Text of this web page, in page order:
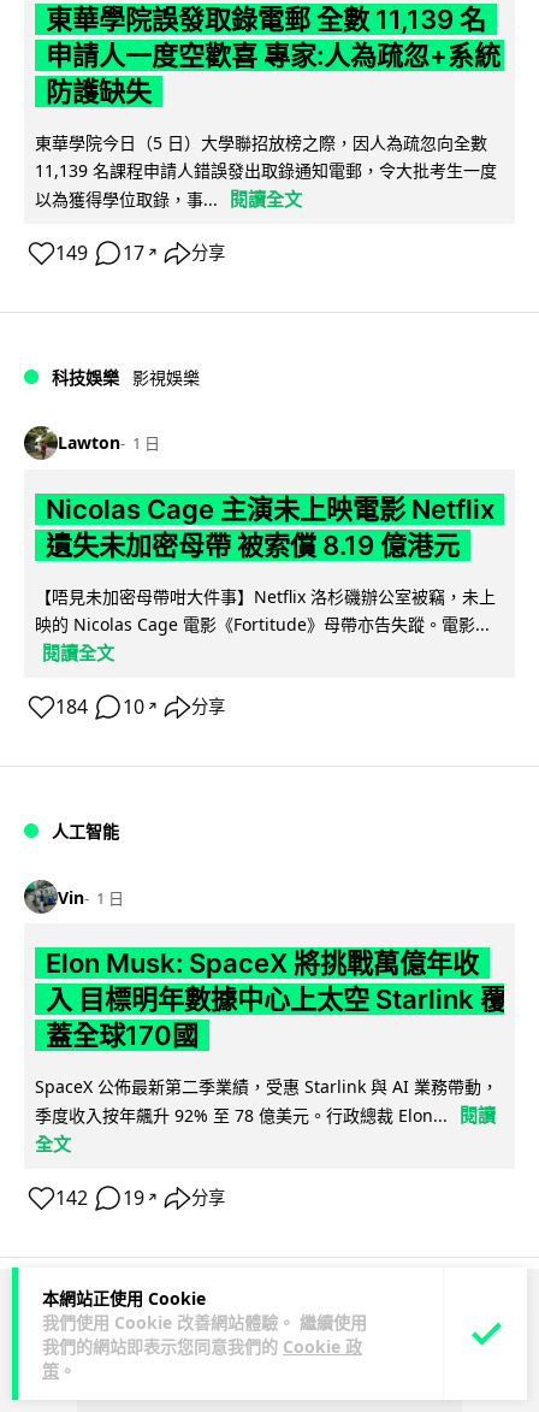
本網站正使用 Cookie
我們使用 Cookie 改善網站體驗。 繼續使用
我們的網站即表示您同意我們的 Cookie 政
策 。
東華學院誤發取錄電郵 全數 11,139 名
申請人一度空歡喜 專家:人為疏忽+系統
防護缺失
東華學院今日（5 日）大學聯招放榜之際，因人為疏忽向全數
11,139 名課程申請人錯誤發出取錄通知電郵，令大批考生一度
以為獲得學位取錄，事...
閱讀全文
149 17 ↗ 分享
科技娛樂 影視娛樂
Lawton 1 日
Nicolas Cage 主演未上映電影 Netflix
遺失未加密母帶 被索償 8.19 億港元
【唔見未加密母帶咁大件事】Netflix 洛杉磯辦公室被竊，未上
映的 Nicolas Cage 電影《Fortitude》母帶亦告失蹤。電影...
閱讀全文
184 10 ↗ 分享
人工智能
Vin 1 日
Elon Musk: SpaceX 將挑戰萬億年收
入 目標明年數據中心上太空 Starlink 覆
蓋全球170國
SpaceX 公佈最新第二季業績，受惠 Starlink 與 AI 業務帶動，
季度收入按年飆升 92% 至 78 億美元。行政總裁 Elon...
閱讀
全文
142 19 ↗ 分享
ADVERTISEMENT